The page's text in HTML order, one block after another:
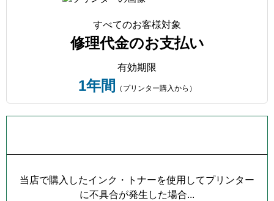
すべてのお客様対象
修理代金のお支払い
有効期限
1年間 （プリンター購入から）
当店で購入したインク・トナーを使用してプリンター
に不具合が発生した場合...